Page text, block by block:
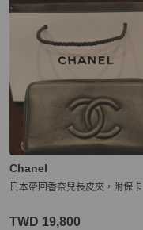
Chanel
日本帶回香奈兒長皮夾，附保卡
TWD 19,800